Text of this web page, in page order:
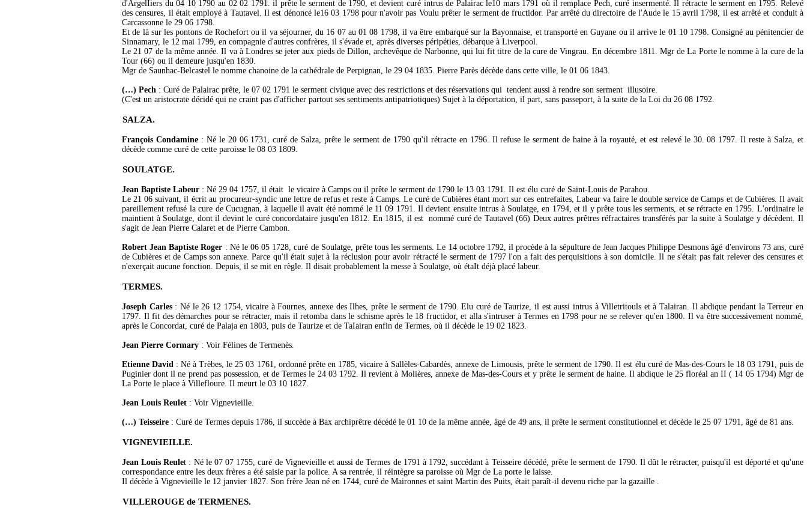
d'ArgelIiers du 04 10 1790 au 02 02 1791. il prête le serment de 1790, et devient curé intrus de Palairac le10 mars 1791 où il remplace Pech, curé insermenté. Il rétracte le serment en 1795. Relevé
des censures, il était employé à Tautavel. Il est dénoncé le16 03 1798 pour n'avoir pas Voulu prêter le serment de fructidor. Par arrêté du directoire de l'Aude le 15 avril 1798, il est arrêté et conduit à
Carcassonne le 29 06 1798.
Et de là sur les pontons de Rochefort ou il va séjourner, du 16 07 au 01 08 1798, il va être embarqué sur la Bayonnaise, et transporté en Guyane ou il arrive le 01 10 1798. Consigné au pénitencier de
Sinnamary, le 12 mai 1799, en compagnie d'autres confrères, il s'évade et, après diverses péripéties, débarque à Liverpool.
Le 21 07 de la même année. Il va à Londres se jeter aux pieds de Dillon, archevêque de Narbonne, qui lui fit titre de la cure de Vingrau. En décembre 1811. Mgr de La Porte le nomme à la cure de la
Tour (66) ou il demeure jusqu'en 1830.
Mgr de Saunhac-Belcastel le nomme chanoine de la cathédrale de Perpignan, le 29 04 1835. Pierre Parès décède dans cette ville, le 01 06 1843.
(…) Pech : Curé de Palairac prête, le 07 02 1791 le serment civique avec des restrictions et des réservations qui tendent aussi à rendre son serment illusoire.
(C'est un aristocrate décidé qui ne craint pas d'afficher partout ses sentiments antipatriotiques) Sujet à la déportation, il part, sans passeport, à la suite de la Loi du 26 08 1792.
SALZA.
François Condamine: Né le 20 06 1731, curé de Salza, prête le serment de 1790 qu'il rétracte en 1796. Il refuse le serment de haine à la royauté, et est relevé le 30. 08 1797. Il reste à Salza, et
décède comme curé de cette paroisse le 08 03 1809.
SOULATGE.
Jean Baptiste Labeur : Né 29 04 1757, il était le vicaire à Camps ou il prête le serment de 1790 le 13 03 1791. Il est élu curé de Saint-Louis de Parahou.
Le 21 06 suivant, il écrit au procureur-syndic une lettre de refus et reste à Camps. Le curé de Cubières étant mort sur ces entrefaites, Labeur va faire le double service de Camps et de Cubières. Il avait
pareillement refusé la cure de Cucugnan, à laquelle il avait été nommé le 11 09 1791. Il devient ensuite intrus à Soulatge, en 1794, et il y prête tous les serments, et se rétracte en 1795. L'ordinaire le
maintient à Soulatge, dont il devint le curé concordataire jusqu'en 1812. En 1815, il est nommé curé de Tautavel (66) Deux autres prêtres réfractaires transférés par la suite à Soulatge y décèdent. Il
s'agit de Jean Pierre Calaret et de Pierre Cambon.
Robert Jean Baptiste Roger : Né le 06 05 1728, curé de Soulatge, prête tous les serments. Le 14 octobre 1792, il procède à la sépulture de Jean Jacques Philippe Desmons âgé d'environs 73 ans, curé
de Cubières et de Camps son annexe. Parce qu'il était sujet à la réclusion pour avoir rétracté le serment de 1797 l'on a fait des perquisitions à son domicile. Il ne s'était pas fait relever des censures et
n'exerçait aucune fonction. Depuis, il se mit en règle. Il disait probablement la messe à Soulatge, où étaIt déjà placé labeur.
TERMES.
Joseph Carles: Né le 26 12 1754, vicaire à Fournes, annexe des Ilhes, prête le serment de 1790. Elu curé de Taurize, il est aussi intrus à Villetritouls et à Talairan. Il abdique pendant la Terreur en
1797. Il fit des démarches pour se rétracter, mais il retomba dans le schisme après le 18 fructidor, et alla s'intruser à Termes en 1798 pour ne se relever qu'en 1800. Il va être successivement nommé,
après le Concordat, curé de Palaja en 1803, puis de Taurize et de TaIairan enfin de Termes, où il décède le 19 02 1823.
Jean Pierre Cormary : Voir Félines de Termenès.
Etienne David : Né à Trèbes, le 25 03 1761, ordonné prête en 1785, vicaire à Sallèles-Cabardès, annexe de Limousis, prête le serment de 1790. Il est élu curé de Mas-des-Cours le 18 03 1791, puis de
Puginier dont il ne prend pas possession, et de Termes le 24 03 1792. Il revient à Molières, annexe de Mas-des-Cours et y prête le serment de haine. Il abdique le 25 floréal an II ( 14 05 1794) Mgr de
La Porte le place à Villefloure. Il meurt le 03 10 1827.
Jean Louis Reulet : Voir Vignevieille.
(…) Teisseire : Curé de Termes depuis 1786, il succède à Bax archiprêtre décédé le 01 10 de la même année, âgé de 49 ans, il prête le serment constitutionnel et décède le 25 07 1791, âgé de 81 ans.
VIGNEVIEILLE.
Jean Louis Reulet : Né le 07 07 1755, curé de Vignevieille et aussi de Termes de 1791 à 1792, succédant à Teisseire décédé, prête le serment de 1790. Il dût le rétracter, puisqu'il est déporté et qu'une
correspondance entre les deux frères a été saisie par la police. A sa rentrée, il réintègre sa paroisse où Mgr de La porte le laisse.
Il décède à Vignevieille le 12 janvier 1827. Son frère Jean né en 1744, curé de Maironnes et saint Martin des Puits, était paraît-il devenu riche par la gazaille .
VILLEROUGE de TERMENES.